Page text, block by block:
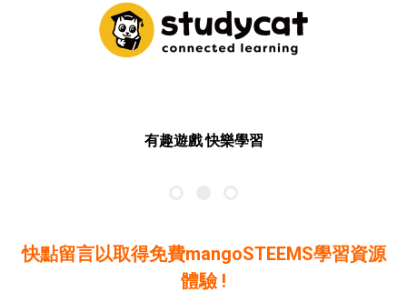
有趣遊戲 快樂學習
快點留言以取得免費mangoSTEEMS學習資源
體驗 !